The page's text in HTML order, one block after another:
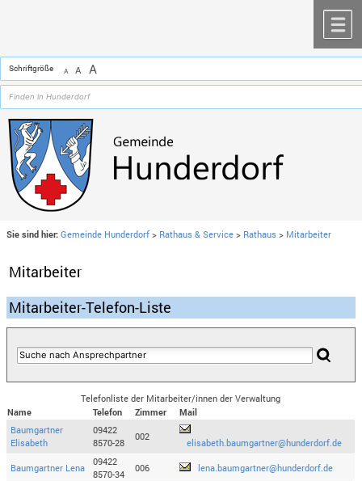
Schriftgröße A A A
Sie sind hier: Gemeinde Hunderdorf > Rathaus & Service > Rathaus > Mitarbeiter
Mitarbeiter
Mitarbeiter-Telefon-Liste
Telefonliste der Mitarbeiter/innen der Verwaltung
Name
Telefon Zimmer
Mail
Baumgartner
Elisabeth
09422
8570-28
002
elisabeth.baumgartner@hunderdorf.de
Baumgartner Lena
09422
8570-34
006 lena.baumgartner@hunderdorf.de